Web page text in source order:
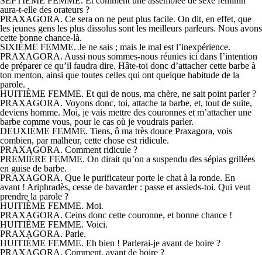
aura-t-elle des orateurs ?
PRAXAGORA. Ce sera on ne peut plus facile. On dit, en effet, que
les jeunes gens les plus dissolus sont les meilleurs parleurs. Nous avons
cette bonne chance-là.
SIXIÈME FEMME. Je ne sais ; mais le mal est l’inexpérience.
PRAXAGORA. Aussi nous sommes-nous réunies ici dans I’intention
de préparer ce qu’il faudra dire. Hâte-toi donc d’attacher cette barbe à
ton menton, ainsi que toutes celles qui ont quelque habitude de la
parole.
HUITIÈME FEMME. Et qui de nous, ma chère, ne sait point parler ?
PRAXAGORA. Voyons donc, toi, attache ta barbe, et, tout de suite,
deviens homme. Moi, je vais mettre des couronnes et m’attacher une
barbe comme vous, pour le cas où je voudrais parler.
DEUXIÈME FEMME. Tiens, ô ma très douce Praxagora, vois
combien, par malheur, cette chose est ridicule.
PRAXAGORA. Comment ridicule ?
PREMIÈRE FEMME. On dirait qu’on a suspendu des sépias grillées
en guise de barbe.
PRAXAGORA. Que le purificateur porte le chat à la ronde. En
avant ! Ariphradès, cesse de bavarder : passe et assieds-toi. Qui veut
prendre la parole ?
HUITIÈME FEMME. Moi.
PRAXAGORA. Ceins donc cette couronne, et bonne chance !
HUITIÈME FEMME. Voici.
PRAXAGORA. Parle.
HUITIÈME FEMME. Eh bien ! Parlerai-je avant de boire ?
PRAXAGORA. Comment, avant de boire ?